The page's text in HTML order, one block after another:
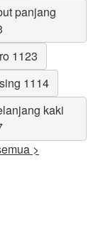
panjang
1123
1114
kaki
>